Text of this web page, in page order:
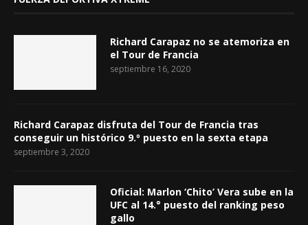
Richard Carapaz no se atemoriza en
el Tour de Francia
septiembre 16, 2020
Richard Carapaz disfruta del Tour de Francia tras
conseguir un histórico 9.º puesto en la sexta etapa
septiembre 3, 2020
Oficial: Marlon ‘Chito’ Vera sube en la
UFC al 14.° puesto del ranking peso
gallo